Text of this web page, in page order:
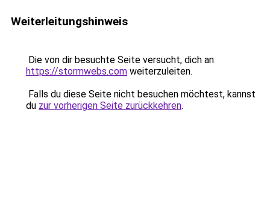
Weiterleitungshinweis
Die von dir besuchte Seite versucht, dich an
https://stormwebs.com weiterzuleiten.
Falls du diese Seite nicht besuchen möchtest, kannst
du zur vorherigen Seite zurückkehren.